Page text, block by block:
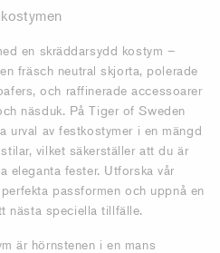
en skräddarsydd kostym –
fräsch neutral skjorta, polerade
och raffinerade accessoarer
näsduk. På Tiger of Sweden
urval av festkostymer i en mängd
vilket säkerställer att du är
eleganta fester. Utforska vår
passformen och uppnå en
nästa speciella tillfälle.
är hörnstenen i en mans